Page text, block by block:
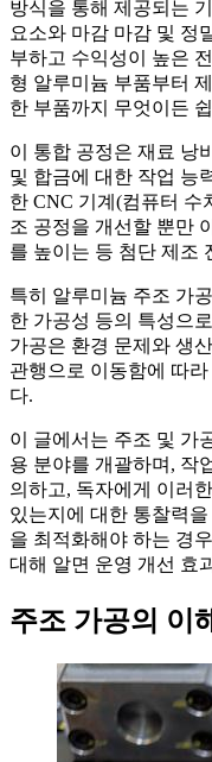
방식을 통해 제공되는
요소와 마감 마감 및 정
부하고 수익성이 높은
형 알루미늄 부품부터
한 부품까지 무엇이든
이 통합 공정은 재료 낭
및 합금에 대한 작업 능
한 CNC 기계(컴퓨터 수
조 공정을 개선할 뿐만
를 높이는 등 첨단 제조
특히 알루미늄 주조 가
한 가공성 등의 특성으
가공은 환경 문제와 생
관행으로 이동함에 따
다.
이 글에서는 주조 및 가
용 분야를 개괄하며, 작
의하고, 독자에게 이러
있는지에 대한 통찰력
을 최적화해야 하는 경
대해 알면 운영 개선 효
주조 가공의 이